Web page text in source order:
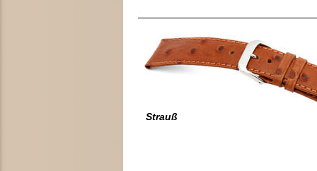
Strauß